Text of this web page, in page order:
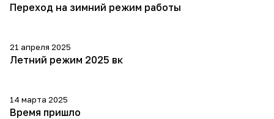
Переход на зимний режим работы
21 апреля 2025
Летний режим 2025 вк
14 марта 2025
Время пришло